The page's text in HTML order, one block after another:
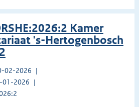
Kamer
's-Hertogenbosch
02-2026
01-2026